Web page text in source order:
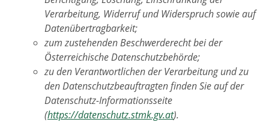
Verarbeitung, Widerruf und Widerspruch sowie auf
Datenübertragbarkeit;
zum zustehenden Beschwerderecht bei der
Österreichische Datenschutzbehörde;
zu den Verantwortlichen der Verarbeitung und zu
den Datenschutzbeauftragten finden Sie auf der
Datenschutz-Informationsseite
(https://datenschutz.stmk.gv.at).